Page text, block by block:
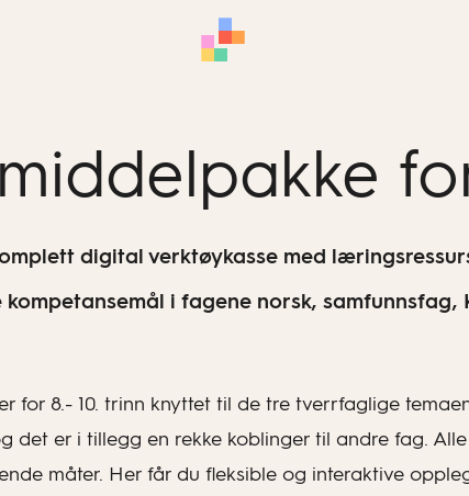
digital verktøykasse med
kompetansemål i fagene norsk, samfunnsfag,
8.- 10. trinn knyttet til de tre tverrfaglige
det er i tillegg en rekke koblinger til andre fag.
måter. Her får du fleksible og interaktive